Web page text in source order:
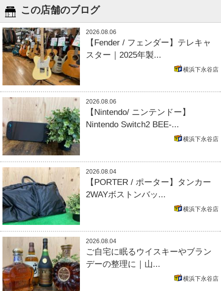
この店舗のブログ
2026.08.06
【Fender / フェンダー】テレキャ
スター｜2025年製...
横浜下永谷店
2026.08.06
【Nintendo/ ニンテンドー】
Nintendo Switch2 BEE-...
横浜下永谷店
2026.08.04
【PORTER / ポーター】タンカー
2WAYボストンバッ...
横浜下永谷店
2026.08.04
ご自宅に眠るウイスキーやブラン
デーの整理に｜山...
横浜下永谷店